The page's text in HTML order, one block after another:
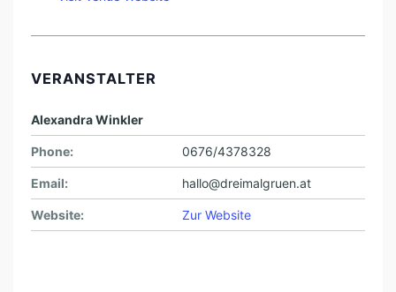
E
B
S
T
H
E
R
VERANSTALTER
Alexandra Winkler
Phone: 0676/4378328
Email: hallo@dreimalgruen.at
Website: Zur Website